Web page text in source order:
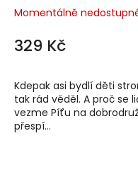
Momentálně
329 Kč
Kdepak asi bydlí děti
tak rád věděl. A proč se
vezme Píťu na
přespí...